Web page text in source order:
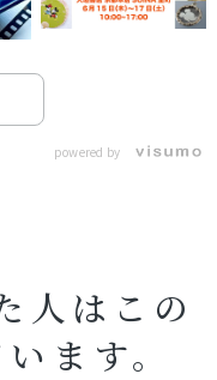
powered by
人はこの
ます。